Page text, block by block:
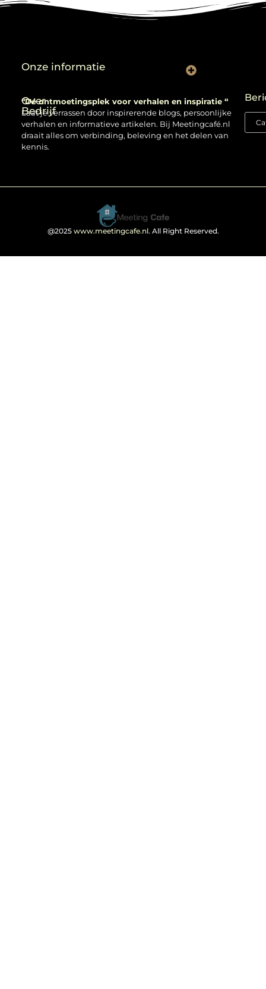
Over
Bedrijf
“Dé ontmoetingsplek voor verhalen en inspiratie “
Laat je verrassen door inspirerende blogs, persoonlijke
verhalen en informatieve artikelen. Bij Meetingcafé.nl
draait alles om verbinding, beleving en het delen van
kennis.
Onze informatie
@2025 www.meetingcafe.nl. All Right Reserved.